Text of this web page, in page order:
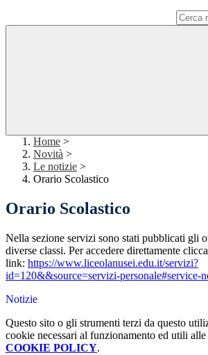
Home >
Novità >
Le notizie >
Orario Scolastico
Orario Scolastico
Nella sezione servizi sono stati pubblicati gli
diverse classi. Per accedere direttamente
link: https://www.liceolanusei.edu.it/servizi?
id=120&&source=servizi-personale#service-
Notizie
Questo sito o gli strumenti terzi da questo
cookie necessari al funzionamento ed utili
COOKIE POLICY.